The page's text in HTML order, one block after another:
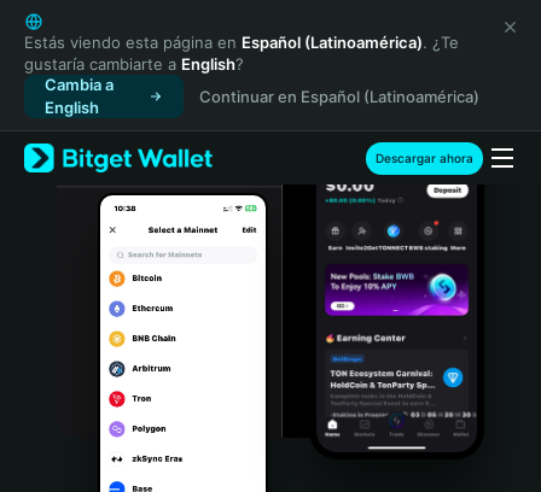
English
日本語
Tiếng Việt
Русский
Español (Latinoamérica)
Türkçe
Italiano
Português (Portugal)
Bahasa Indonesia
Estás viendo esta página en Español (Latinoamérica). ¿Te
gustaría cambiarte a English?
Cambia a
English
Continuar en Español (Latinoamérica)
Descargar ahora